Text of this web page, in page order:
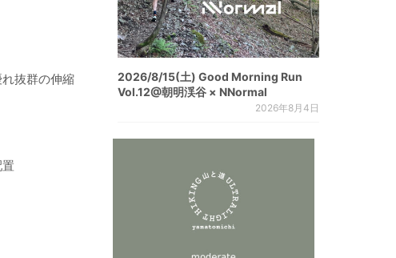
抜群の伸縮
2026/8/15(土) Good Morning Run
Vol.12@朝明渓谷 × NNormal
2026年8月4日